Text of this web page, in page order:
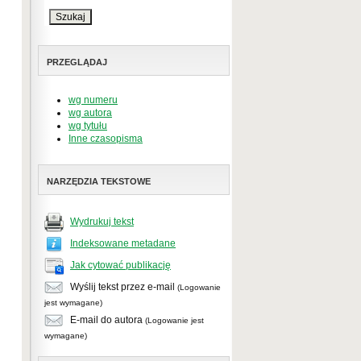
PRZEGLĄDAJ
wg numeru
wg autora
wg tytułu
Inne czasopisma
NARZĘDZIA TEKSTOWE
Wydrukuj tekst
Indeksowane metadane
Jak cytować publikację
Wyślij tekst przez e-mail
(Logowanie
jest wymagane)
E-mail do autora (Logowanie jest
wymagane)